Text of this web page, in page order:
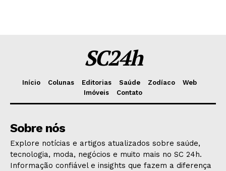
SC24h
Início Colunas Editorias Saúde Zodíaco
Web
Imóveis
Contato
Sobre nós
Explore notícias e artigos atualizados sobre saúde,
tecnologia, moda, negócios e muito mais no SC 24h.
Informação confiável e insights que fazem a diferença